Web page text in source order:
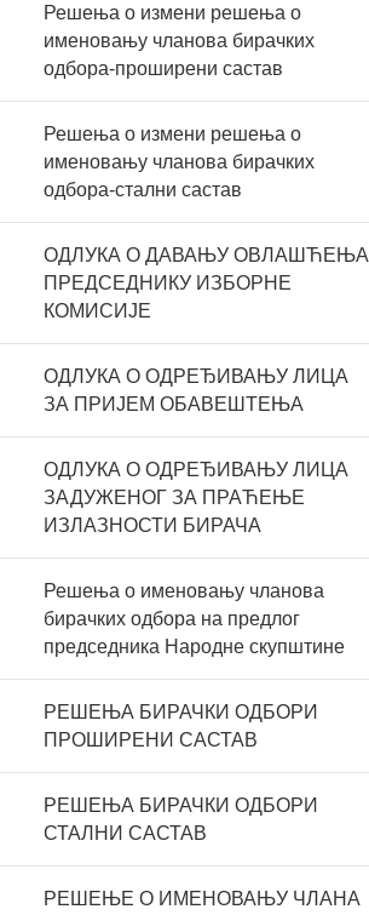
Решења о измени решења о
именовању чланова бирачких
одбора-проширени састав
Решења о измени решења о
именовању чланова бирачких
одбора-стални састав
ОДЛУКА О ДАВАЊУ ОВЛАШЋЕЊА
ПРЕДСЕДНИКУ ИЗБОРНЕ
КОМИСИЈЕ
ОДЛУКА О ОДРЕЂИВАЊУ ЛИЦА
ЗА ПРИЈЕМ ОБАВЕШТЕЊА
ОДЛУКА О ОДРЕЂИВАЊУ ЛИЦА
ЗАДУЖЕНОГ ЗА ПРАЋЕЊЕ
ИЗЛАЗНОСТИ БИРАЧА
Решења о именовању чланова
бирачких одбора на предлог
председника Народне скупштине
РЕШЕЊА БИРАЧКИ ОДБОРИ
ПРОШИРЕНИ САСТАВ
РЕШЕЊА БИРАЧКИ ОДБОРИ
СТАЛНИ САСТАВ
РЕШЕЊЕ О ИМЕНОВАЊУ ЧЛАНА